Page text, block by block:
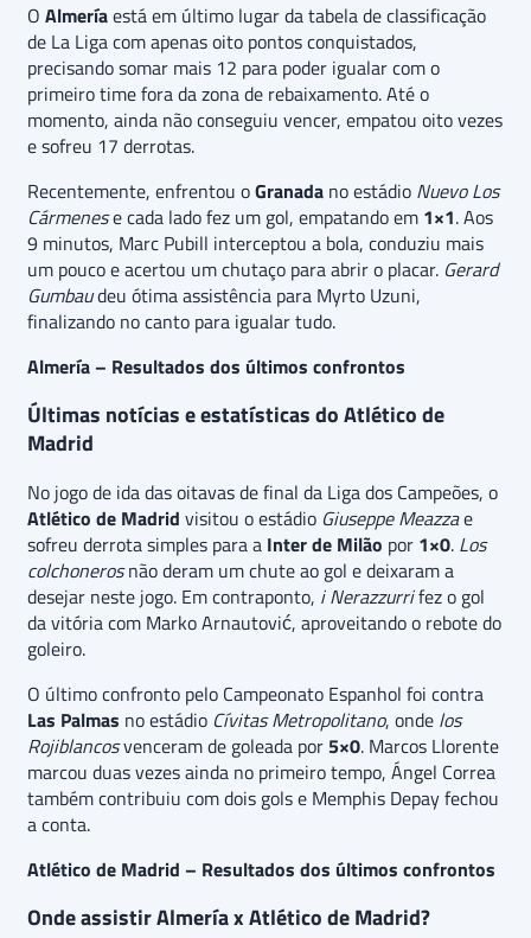
O Almeríaestá em último lugar da tabela de classificação
de La Liga com apenas oito pontos conquistados,
precisando somar mais 12 para poder igualar com o
primeiro time fora da zona de rebaixamento. Até o
momento, ainda não conseguiu vencer, empatou oito vezes
e sofreu 17 derrotas.
Recentemente, enfrentou oGranada no estádio Nuevo Los
Cármenese cada lado fez um gol, empatando em 1×1. Aos
9 minutos, Marc Pubill interceptou a bola, conduziu mais
um pouco e acertou um chutaço para abrir o placar. Gerard
Gumbaudeu ótima assistência para Myrto Uzuni,
finalizando no canto para igualar tudo.
Almería – Resultados dos últimos confrontos
Últimas notícias e estatísticas do Atlético de
Madrid
No jogo de ida das oitavas de final da Liga dos Campeões, o
Atlético de Madrid visitou o estádio Giuseppe Meazzae
sofreu derrota simples para a Inter de Milão por 1×0. Los
colchonerosnão deram um chute ao gol e deixaram a
desejar neste jogo. Em contraponto, i Nerazzurrifez o gol
da vitória com Marko Arnautović, aproveitando o rebote do
goleiro.
O último confronto pelo Campeonato Espanhol foi contra
Las Palmas no estádio Cívitas Metropolitano, onde los
Rojiblancosvenceram de goleada por 5×0. Marcos Llorente
marcou duas vezes ainda no primeiro tempo, Ángel Correa
também contribuiu com dois gols e Memphis Depay fechou
a conta.
Atlético de Madrid – Resultados dos últimos confrontos
Onde assistir Almería x Atlético de Madrid?